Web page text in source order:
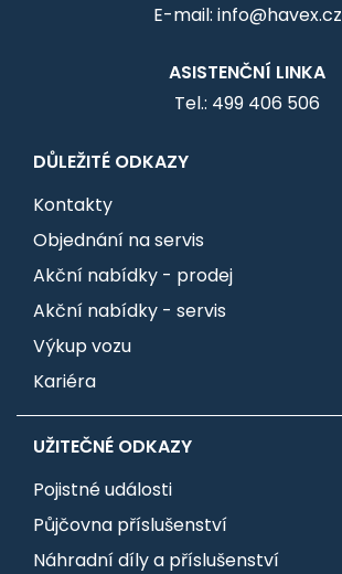
E-mail: info@havex.cz
ASISTENČNÍ LINKA
Tel.: 499 406 506
DŮLEŽITÉ ODKAZY
Kontakty
Objednání na servis
Akční nabídky - prodej
Akční nabídky - servis
Výkup vozu
Kariéra
UŽITEČNÉ ODKAZY
Pojistné události
Půjčovna příslušenství
Náhradní díly a příslušenství